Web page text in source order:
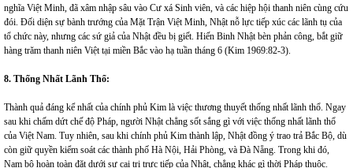
nghĩa Việt Minh, đã xâm nhập sâu vào Cư xá Sinh viên, và các hiệp hội thanh niên cùng cứu
đói. Đối diện sự bành trướng của Mặt Trận Việt Minh, Nhật nỗ lực tiếp xúc các lãnh tụ của
tổ chức này, nhưng các sứ giả của Nhật đều bị giết. Hiến Binh Nhật bèn phản công, bắt giữ
hàng trăm thanh niên Việt tại miền Bắc vào hạ tuần tháng 6 (Kim 1969:82-3).
8. Thống Nhất Lãnh Thổ:
Thành quả đáng kể nhất của chính phủ Kim là việc thương thuyết thống nhất lãnh thổ. Ngay
sau khi chấm dứt chế độ Pháp, người Nhật chẳng sốt sắng gì với việc thống nhất lãnh thổ
của ViệtNam. Tuy nhiên, sau khi chính phủ Kim thành lập, Nhật đồng ý trao trả Bắc Bộ, dù
còn giữ quyền kiểm soát các thành phố Hà Nội, Hải Phòng, và Đà Nẵng. Trong khi đó,
Nam bộ hoàn toàn đặt dưới sự cai trị trực tiếp của Nhật, chẳng khác gì thời Pháp thuộc.